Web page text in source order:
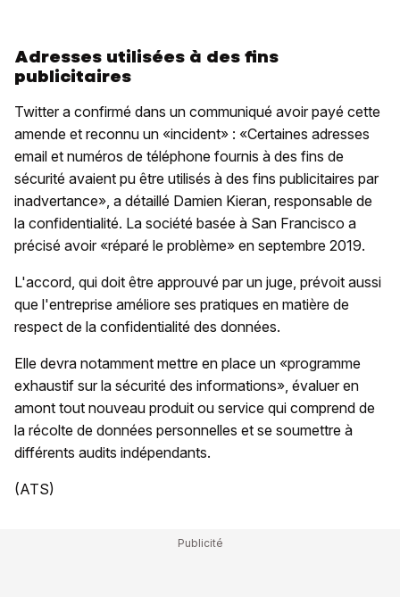
Adresses utilisées à des fins
publicitaires
Twitter a confirmé dans un communiqué avoir payé cette
amende et reconnu un «incident» : «Certaines adresses
email et numéros de téléphone fournis à des fins de
sécurité avaient pu être utilisés à des fins publicitaires par
inadvertance», a détaillé Damien Kieran, responsable de
la confidentialité. La société basée à San Francisco a
précisé avoir «réparé le problème» en septembre 2019.
L'accord, qui doit être approuvé par un juge, prévoit aussi
que l'entreprise améliore ses pratiques en matière de
respect de la confidentialité des données.
Elle devra notamment mettre en place un «programme
exhaustif sur la sécurité des informations», évaluer en
amont tout nouveau produit ou service qui comprend de
la récolte de données personnelles et se soumettre à
différents audits indépendants.
(ATS)